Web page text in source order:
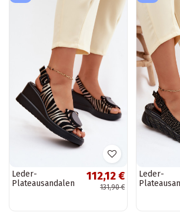
Leder-
Plateausandalen
112,12 €
131,90 €
Leder-